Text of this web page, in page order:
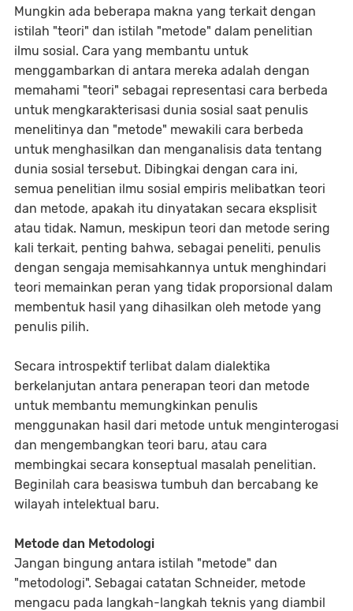
Mungkin ada beberapa makna yang terkait dengan
istilah "teori" dan istilah "metode" dalam penelitian
ilmu sosial. Cara yang membantu untuk
menggambarkan di antara mereka adalah dengan
memahami "teori" sebagai representasi cara berbeda
untuk mengkarakterisasi dunia sosial saat penulis
menelitinya dan "metode" mewakili cara berbeda
untuk menghasilkan dan menganalisis data tentang
dunia sosial tersebut. Dibingkai dengan cara ini,
semua penelitian ilmu sosial empiris melibatkan teori
dan metode, apakah itu dinyatakan secara eksplisit
atau tidak. Namun, meskipun teori dan metode sering
kali terkait, penting bahwa, sebagai peneliti, penulis
dengan sengaja memisahkannya untuk menghindari
teori memainkan peran yang tidak proporsional dalam
membentuk hasil yang dihasilkan oleh metode yang
penulis pilih.
Secara introspektif terlibat dalam dialektika
berkelanjutan antara penerapan teori dan metode
untuk membantu memungkinkan penulis
menggunakan hasil dari metode untuk menginterogasi
dan mengembangkan teori baru, atau cara
membingkai secara konseptual masalah penelitian.
Beginilah cara beasiswa tumbuh dan bercabang ke
wilayah intelektual baru.
Metode dan Metodologi
Jangan bingung antara istilah "metode" dan
"metodologi". Sebagai catatan Schneider, metode
mengacu pada langkah-langkah teknis yang diambil